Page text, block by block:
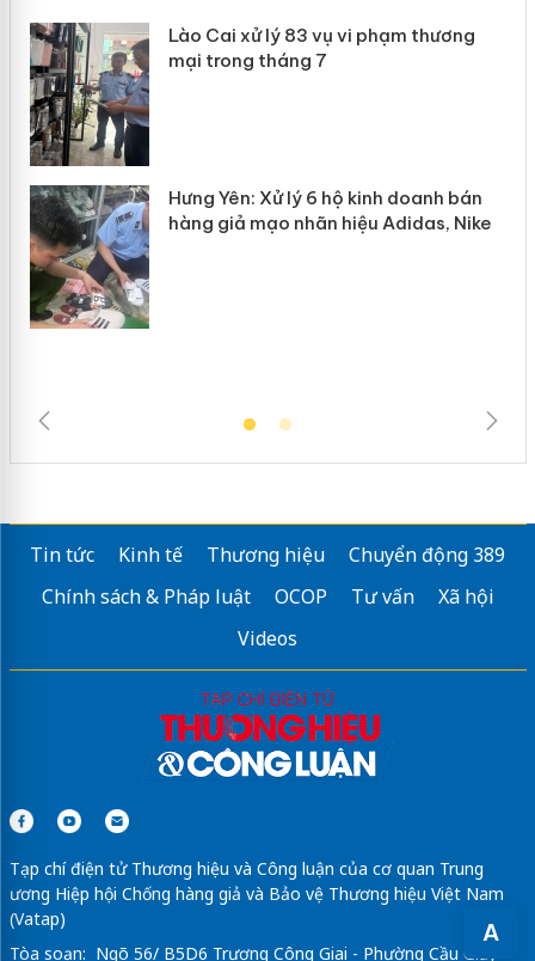
A
Tin tức Kinh tế Thương hiệu
Chuyển động 389
Chính sách & Pháp luật
OCOP Tư vấn
Xã hội
Videos
Tạp chí điện tử Thương hiệu và Công luận của cơ quan Trung
ương Hiệp hội Chống hàng giả và Bảo vệ Thương hiệu Việt Nam
(Vatap)
Tòa soạn: Ngõ 56/ B5D6 Trương Công Giai - Phường Cầu Giấy -